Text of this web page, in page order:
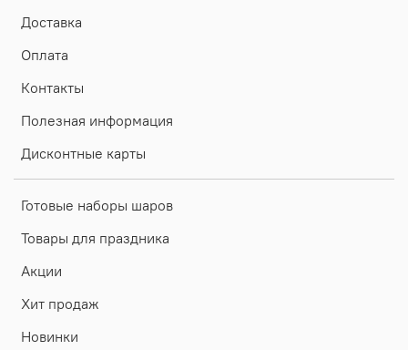
Доставка
Оплата
Контакты
Полезная информация
Дисконтные карты
Готовые наборы шаров
Товары для праздника
Акции
Хит продаж
Новинки